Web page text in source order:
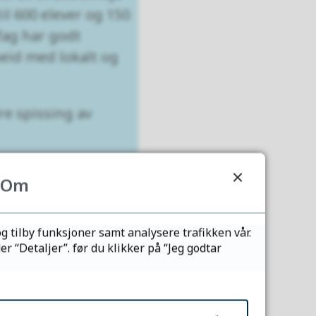
elever og 150
har godt
med lokalt og
spissing av
Om
tilby funksjoner samt analysere trafikken vår.
“Detaljer”. før du klikker på “Jeg godtar